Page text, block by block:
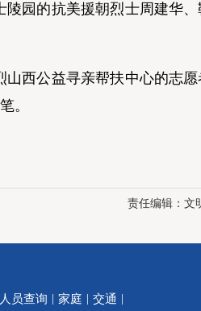
园的抗美援朝烈士周建华、
西公益寻亲帮扶中心的志愿
。
责任编辑： 文
员查询 | 家庭 | 交通 |